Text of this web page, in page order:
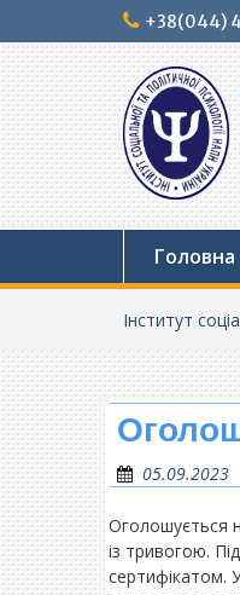
до
+38(044)
Головна
Інститут
05.09.2023
Оголошується
із тривогою.
сертифікатом.